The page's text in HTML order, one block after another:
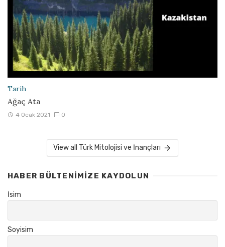
Tarih
Ağaç Ata
4 Ocak 2021 0
View all Türk Mitolojisi ve İnançları
HABER BÜLTENIMIZE KAYDOLUN
İsim
Soyisim